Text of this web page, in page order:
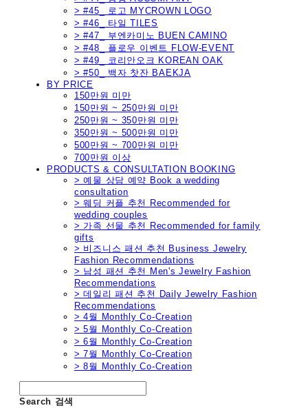
> #45_ 로고 MYCROWN LOGO
> #46_ 타일 TILES
> #47_ 부엔카미노 BUEN CAMINO
> #48_ 플로우 이벤트 FLOW-EVENT
> #49_ 코리안오크 KOREAN OAK
> #50_ 백자 찻잔 BAEKJA
BY PRICE
150만원 미만
150만원 ~ 250만원 미만
250만원 ~ 350만원 미만
350만원 ~ 500만원 미만
500만원 ~ 700만원 미만
700만원 이상
PRODUCTS & CONSULTATION BOOKING
> 예물 상담 예약 Book a wedding
consultation
> 웨딩 커플 추천 Recommended for
wedding couples
> 가족 선물 추천 Recommended for family
gifts
> 비즈니스 패션 추천 Business Jewelry
Fashion Recommendations
> 남성 패션 추천 Men's Jewelry Fashion
Recommendations
> 데일리 패션 추천 Daily Jewelry Fashion
Recommendations
> 4월 Monthly Co-Creation
> 5월 Monthly Co-Creation
> 6월 Monthly Co-Creation
> 7월 Monthly Co-Creation
> 8월 Monthly Co-Creation
Search 검색